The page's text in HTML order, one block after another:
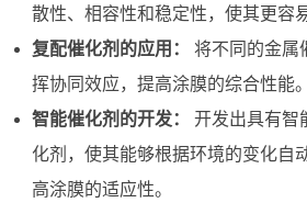
散性、相容性和稳定性，使其更容
复配催化剂的应用：
将不同的金属
挥协同效应，提高涂膜的综合性能。
智能催化剂的开发：
开发出具有智
化剂，使其能够根据环境的变化自
高涂膜的适应性。